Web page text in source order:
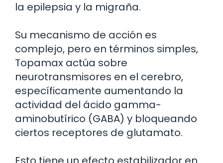
la epilepsia y la migraña.
Su mecanismo de acción es
complejo, pero en términos simples,
Topamax actúa sobre
neurotransmisores en el cerebro,
específicamente aumentando la
actividad del ácido gamma-
aminobutírico (GABA) y bloqueando
ciertos receptores de glutamato.